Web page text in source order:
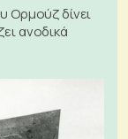
Ορμούζ δίνει
ανοδικά